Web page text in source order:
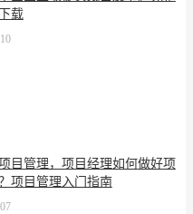
载
目管理，项目经理如何做好项
项目管理入门指南